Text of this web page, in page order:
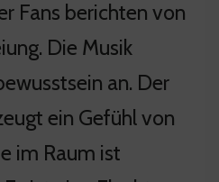
Fans berichten von
Die Musik
an. Der
ein Gefühl von
im Raum ist